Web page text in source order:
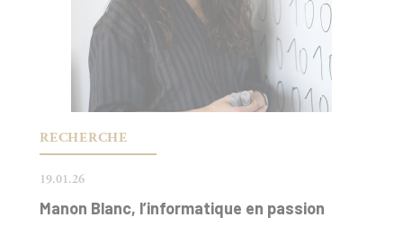
RECHERCHE
19.01.26
Manon Blanc, l’informatique en passion